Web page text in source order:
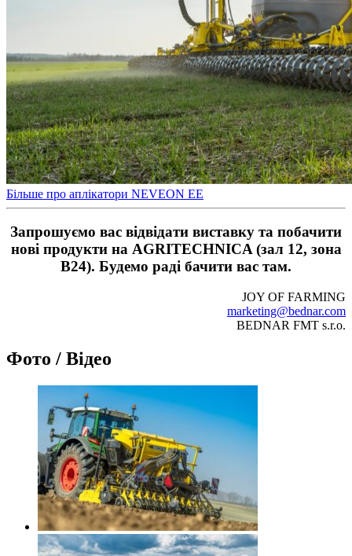
Більше про аплікатори NEVEON EE
Запрошуємо вас відвідати виставку та побачити
нові продукти на AGRITECHNICA (зал 12, зона
B24). Будемо раді бачити вас там.
JOY OF FARMING
marketing@bednar.com
BEDNAR FMT s.r.o.
Фото / Відео